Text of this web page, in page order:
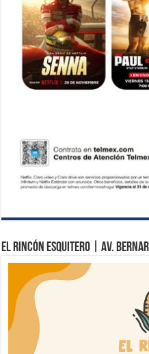
El Rincón Esquitero | Av.